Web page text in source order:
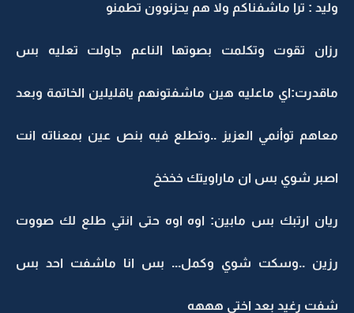
وليد : ترا ماشفناكم ولا هم يحزنوون تطمنو
رزان تقوت وتكلمت بصوتها الناعم جاولت تعليه بس
ماقدرت:اي ماعليه هين ماشفتونهم ياقليلين الخاتمة وبعد
معاهم توأنمي العزيز ..وتطلع فيه بنص عين بمعناته انت
اصبر شوي بس ان ماراويتك خخخخ
ريان ارتبك بس مابين: اوه اوه حتى انتي طلع لك صووت
رزين ..وسكت شوي وكمل... بس انا ماشفت احد بس
شفت رغيد بعد اختي هههه